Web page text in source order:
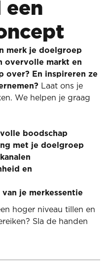
een
merk je doelgroep
overvolle markt en
over? En inspireren ze
Laat ons je
We helpen je graag
boodschap
met je doelgroep
en
je merkessentie
hoger niveau tillen en
Sla de handen